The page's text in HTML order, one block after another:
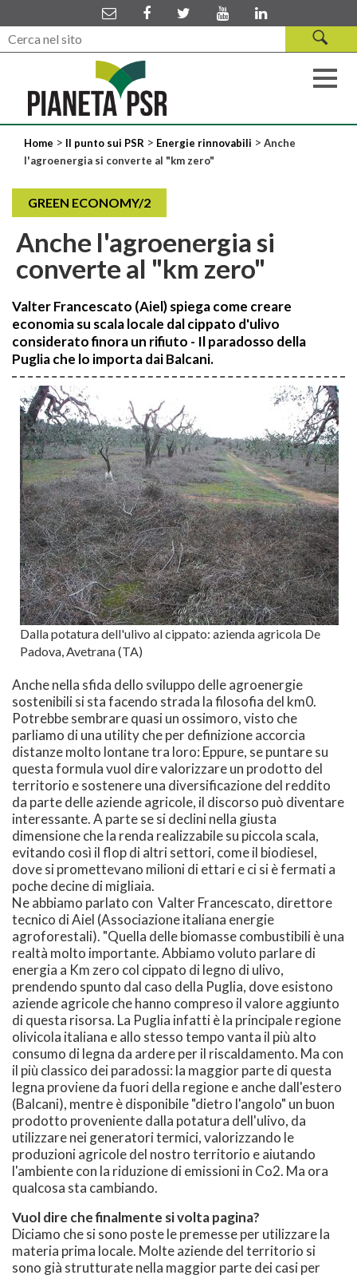
Home > Il punto sui PSR > Energie rinnovabili > Anche
l'agroenergia si converte al "km zero"
GREEN ECONOMY/2
Anche l'agroenergia si
converte al "km zero"
Valter Francescato (Aiel) spiega come creare
economia su scala locale dal cippato d'ulivo
considerato finora un rifiuto - Il paradosso della
Puglia che lo importa dai Balcani.
Dalla potatura dell'ulivo al cippato: azienda agricola De
Padova, Avetrana (TA)
Anche nella sfida dello sviluppo delle agroenergie
sostenibili si sta facendo strada la filosofia del km0.
Potrebbe sembrare quasi un ossimoro, visto che
parliamo di una utility che per definizione accorcia
distanze molto lontane tra loro: Eppure, se puntare su
questa formula vuol dire valorizzare un prodotto del
territorio e sostenere una diversificazione del reddito
da parte delle aziende agricole, il discorso può diventare
interessante. A parte se si declini nella giusta
dimensione che la renda realizzabile su piccola scala,
evitando così il flop di altri settori, come il biodiesel,
dove si promettevano milioni di ettari e ci si è fermati a
poche decine di migliaia.
Ne abbiamo parlato con Valter Francescato, direttore
tecnico di Aiel (Associazione italiana energie
agroforestali). "Quella delle biomasse combustibili è una
realtà molto importante. Abbiamo voluto parlare di
energia a Km zero col cippato di legno di ulivo,
prendendo spunto dal caso della Puglia, dove esistono
aziende agricole che hanno compreso il valore aggiunto
di questa risorsa. La Puglia infatti è la principale regione
olivicola italiana e allo stesso tempo vanta il più alto
consumo di legna da ardere per il riscaldamento. Ma con
il più classico dei paradossi: la maggior parte di questa
legna proviene da fuori della regione e anche dall'estero
(Balcani), mentre è disponibile "dietro l'angolo" un buon
prodotto proveniente dalla potatura dell'ulivo, da
utilizzare nei generatori termici, valorizzando le
produzioni agricole del nostro territorio e aiutando
l'ambiente con la riduzione di emissioni in Co2. Ma ora
qualcosa sta cambiando.
Vuol dire che finalmente si volta pagina?
Diciamo che si sono poste le premesse per utilizzare la
materia prima locale. Molte aziende del territorio si
sono già strutturate nella maggior parte dei casi per